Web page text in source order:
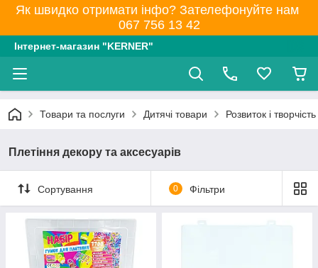
Як швидко отримати інфо? Зателефонуйте нам
067 756 13 42
Інтернет-магазин "KERNER"
Товари та послуги Дитячі товари Розвиток і творчість
Плетіння декору та аксесуарів
Сортування 0 Фільтри